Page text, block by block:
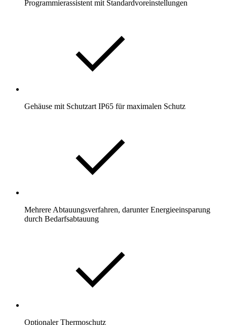
Programmierassistent mit Standardvoreinstellungen
Gehäuse mit Schutzart IP65 für maximalen Schutz
Mehrere Abtauungsverfahren, darunter Energieeinsparung
durch Bedarfsabtauung
Optionaler Thermoschutz